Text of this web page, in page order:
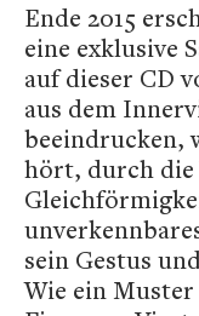
Ende 2015
eine exklusive
auf dieser CD
aus dem
beeindrucken,
hört, durch
sein Gestus
Wie ein